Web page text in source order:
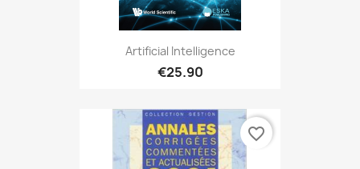
Artificial Intelligence
€25.90
favorite_border